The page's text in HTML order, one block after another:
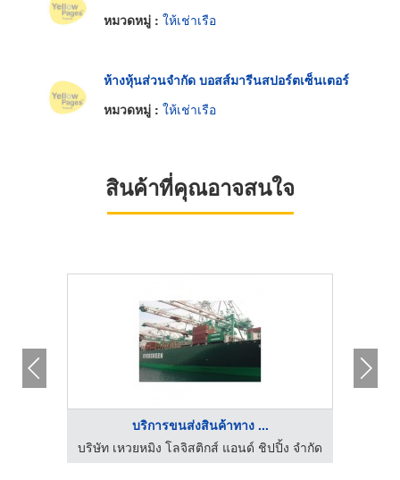
หมวดหมู่ : ให้เช่าเรือ
ห้างหุ้นส่วนจำกัด บอสส์มารีนสปอร์ตเซ็นเตอร์
หมวดหมู่ : ให้เช่าเรือ
สินค้าที่คุณอาจสนใจ
บริการขนส่งสินค้าทาง ...
บริษัท เหวยหมิง โลจิสติกส์ แอนด์ ชิปปิ้ง จำกัด